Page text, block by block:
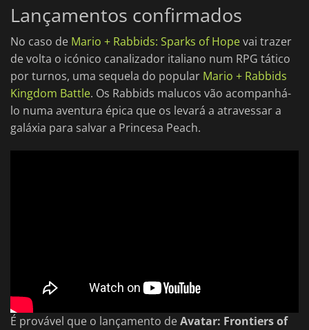
Lançamentos confirmados
No caso de Mario + Rabbids: Sparks of Hopevai trazer
de volta o icónico canalizador italiano num RPG tático
por turnos, uma sequela do popular Mario + Rabbids
Kingdom Battle. Os Rabbids malucos vão acompanhá-
lo numa aventura épica que os levará a atravessar a
galáxia para salvar a Princesa Peach.
É provável que o lançamento deAvatar: Frontiers of